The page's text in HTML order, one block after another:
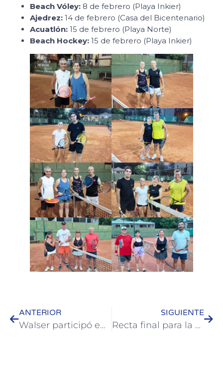
Beach Vóley: 8 de febrero (Playa Inkier)
Ajedrez: 14 de febrero (Casa del Bicentenario)
Acuatlón: 15 de febrero (Playa Norte)
Beach Hockey: 15 de febrero (Playa Inkier)
ANTERIOR
Walser participó en el Palacio San José de la conmemoración de la Batalla de Caseros y destacó la puesta en valor del sitio histórico
SIGUIENTE
Recta final para la 41° Fiesta Nacional de la Artesanía: confirmada la grilla artística local